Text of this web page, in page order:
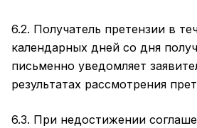
6.2. Получатель претензии в
календарных дней со дня
письменно уведомляет
результатах рассмотрения
6.3. При недостижении